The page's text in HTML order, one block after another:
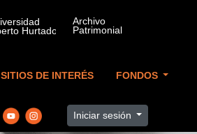
SITIOS DE INTERÉS FONDOS
Iniciar sesión